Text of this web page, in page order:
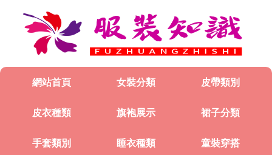
網站首頁 女裝分類 皮帶類別
皮衣種類 旗袍展示 裙子分類
手套類別 睡衣種類 童裝穿搭